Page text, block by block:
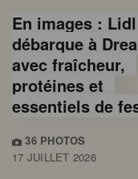
En images : Lidl
débarque à
avec fraîcheur,
protéines et
essentiels de
36 PHOTOS
17 JUILLET 2026